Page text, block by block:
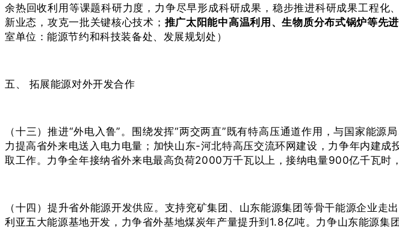
余热回收利用等课题科研力度，力争尽早形成科研成果，稳步推进科研成果工程
新业态，攻克一批关键核心技术； 推广太阳能中高温利用、生物质分布式锅炉等先
室单位：能源节约和科技装备处、发展规划处）
五、 拓展能源对外开发合作
（十三）推进“外电入鲁”。围绕发挥“两交两直”既有特高压通道作用，与国家能
力提高省外来电送入电力电量；加快山东-河北特高压交流环网建设，力争年内建
取工作。力争全年接纳省外来电最高负荷2000万千瓦以上，接纳电量900亿千瓦时
（十四）提升省外能源开发供应。支持兖矿集团、山东能源集团等骨干能源企业
利亚五大能源基地开发，力争省外基地煤炭年产量提升到1.8亿吨。力争山东能源